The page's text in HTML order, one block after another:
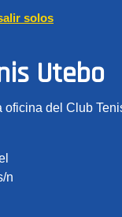
solos
Utebo
del Club
n